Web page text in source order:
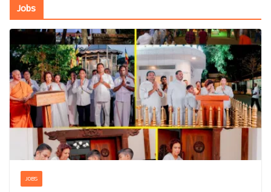
Jobs
JOBS